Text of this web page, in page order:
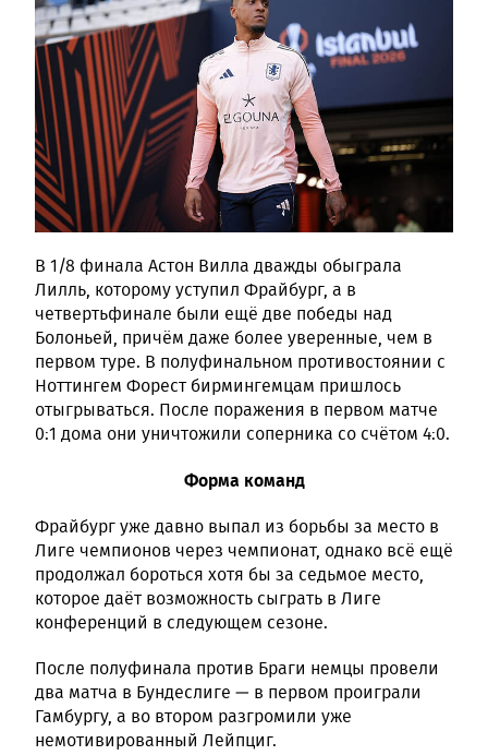
В 1/8 финала Астон Вилла дважды обыграла
Лилль, которому уступил Фрайбург, а в
четвертьфинале были ещё две победы над
Болоньей, причём даже более уверенные, чем в
первом туре. В полуфинальном противостоянии с
Ноттингем Форест бирмингемцам пришлось
отыгрываться. После поражения в первом матче
0:1 дома они уничтожили соперника со счётом 4:0.
Форма команд
Фрайбург уже давно выпал из борьбы за место в
Лиге чемпионов через чемпионат, однако всё ещё
продолжал бороться хотя бы за седьмое место,
которое даёт возможность сыграть в Лиге
конференций в следующем сезоне.
После полуфинала против Браги немцы провели
два матча в Бундеслиге — в первом проиграли
Гамбургу, а во втором разгромили уже
немотивированный Лейпциг.